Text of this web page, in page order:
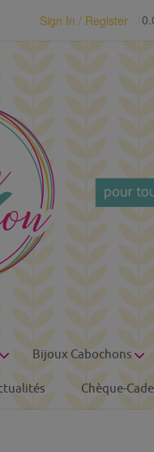
Sign In / Register
Bijoux Cabochons
Chèque-